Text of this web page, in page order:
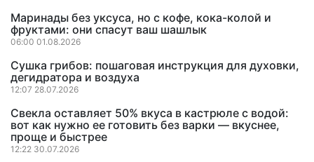
Маринады без уксуса, но с кофе, кока-колой и
фруктами: они спасут ваш шашлык
06:00 01.08.2026
Сушка грибов: пошаговая инструкция для духовки,
дегидратора и воздуха
12:07 28.07.2026
Свекла оставляет 50% вкуса в кастрюле с водой:
вот как нужно ее готовить без варки — вкуснее,
проще и быстрее
12:22 30.07.2026